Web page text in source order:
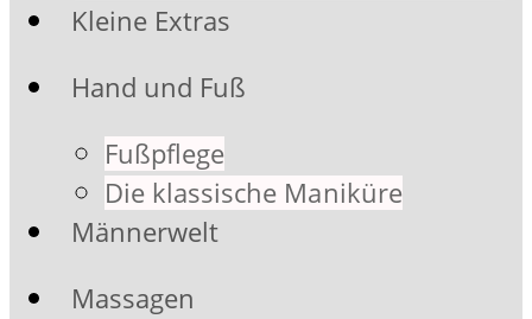
Kleine Extras
Hand und Fuß
Fußpflege
Die klassische Maniküre
Männerwelt
Massagen